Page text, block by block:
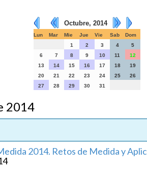
Octubre, 2014
Lun Mar Mie Jue Vie Sab
Dom
1
2 3 4
5
6
7 8 9 10 11
12
13
14 15 16 17 18
19
20
21 22 23 24 25
26
27
28 29 30 31
2014
2014. Retos de Medida y